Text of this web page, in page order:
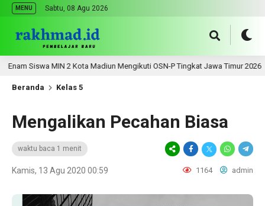
MENU Sabtu, 08 Agu 2026
Siswa MIN 2 Kota Madiun Mengikuti OSN-P Tingkat Jawa Timur 2026
Beranda Kelas 5
Mengalikan Pecahan Biasa
waktu baca 1 menit
Kamis, 13 Agu 2020 00:59 1164 admin